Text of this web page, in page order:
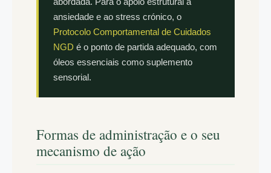
ansiedade e ao stress crónico, o
Protocolo Comportamental de Cuidados
NGD é o ponto de partida adequado, com
óleos essenciais como suplemento
sensorial.
Formas de administração e o seu
mecanismo de ação